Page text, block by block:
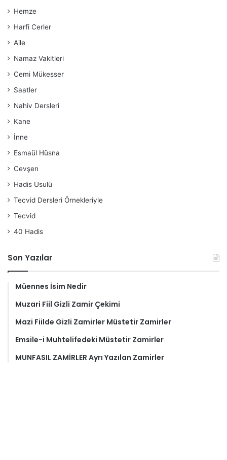
Hemze
Harfi Cerler
Aile
Namaz Vakitleri
Cemi Mükesser
Saatler
Nahiv Dersleri
Kane
İnne
Esmaül Hüsna
Cevşen
Hadis Usulü
Tecvid Dersleri Örnekleriyle
Tecvid
40 Hadis
Son Yazılar
Müennes İsim Nedir
Muzari Fiil Gizli Zamir Çekimi
Mazi Fiilde Gizli Zamirler Müstetir Zamirler
Emsile-i Muhtelifedeki Müstetir Zamirler
MUNFASIL ZAMİRLER Ayrı Yazılan Zamirler